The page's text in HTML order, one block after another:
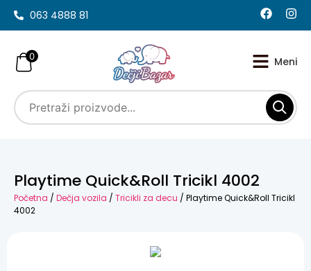
063 4888 81
0
Playtime Quick&Roll Tricikl 4002
Početna / Dečja vozila / Tricikli za decu / Playtime Quick&Roll Tricikl
4002